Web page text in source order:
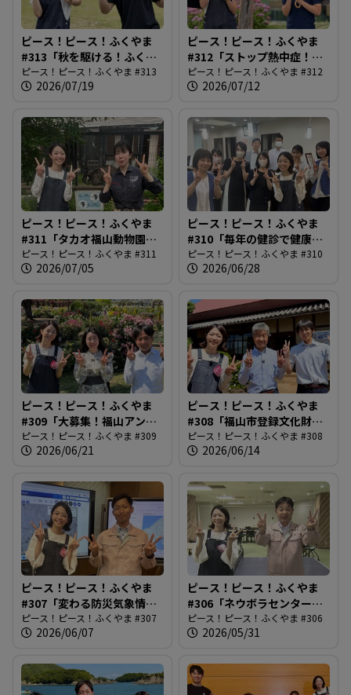
ピース！ピース！ふくやま
#313「秋を駆ける！ふくや
まマラソン」
ピース！ピース！ふくやま #313
2026/07/19
ピース！ピース！ふくやま
#312「ストップ熱中症！
2026最前線」
ピース！ピース！ふくやま #312
2026/07/12
ピース！ピース！ふくやま
#311「タカオ福山動物園の4
種類の走鳥類」
ピース！ピース！ふくやま #311
2026/07/05
ピース！ピース！ふくやま
#310「毎年の健診で健康管
理」
ピース！ピース！ふくやま #310
2026/06/28
ピース！ピース！ふくやま
#309「大募集！福山アンバ
サダー」
ピース！ピース！ふくやま #309
2026/06/21
ピース！ピース！ふくやま
#308「福山市登録文化財制
度創設」
ピース！ピース！ふくやま #308
2026/06/14
ピース！ピース！ふくやま
#307「変わる防災気象情
報」
ピース！ピース！ふくやま #307
2026/06/07
ピース！ピース！ふくやま
#306「ネウボラセンターリ
ニューアル」
ピース！ピース！ふくやま #306
2026/05/31